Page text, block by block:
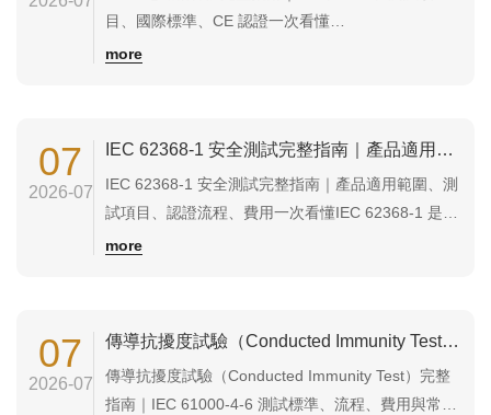
目、國際標準、CE 認證一次看懂
EMC（Electromagnetic Compatibility，電磁相容
（EMS），在各種電磁環境下仍...
more
07
2026-07
IEC 62368-1 安全測試完整指南｜產品適用範圍、測試項目、認證流程、費用一次看懂
IEC 62368-1 安全測試完整指南｜產品適用範圍、測
試項目、認證流程、費用一次看懂IEC 62368-1 是目
前全球資訊、影音、通信及多媒體設備最重要的產品
more
07
2026-07
傳導抗擾度試驗（Conducted Immunity Test）完整指南｜IEC 61000-4-6 測試標準、流程、費用與常見問題
傳導抗擾度試驗（Conducted Immunity Test）完整
指南｜IEC 61000-4-6 測試標準、流程、費用與常見